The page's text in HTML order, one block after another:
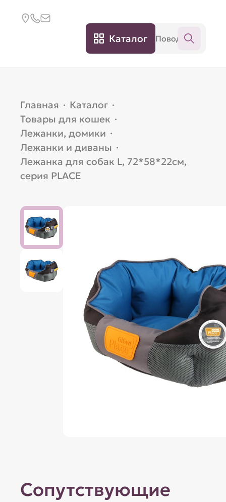
Каталог
Главная · Каталог ·
Товары для кошек ·
Лежанки, домики ·
Лежанки и диваны ·
Лежанка для собак L, 72*58*22см,
серия PLACE
Сопутствующие